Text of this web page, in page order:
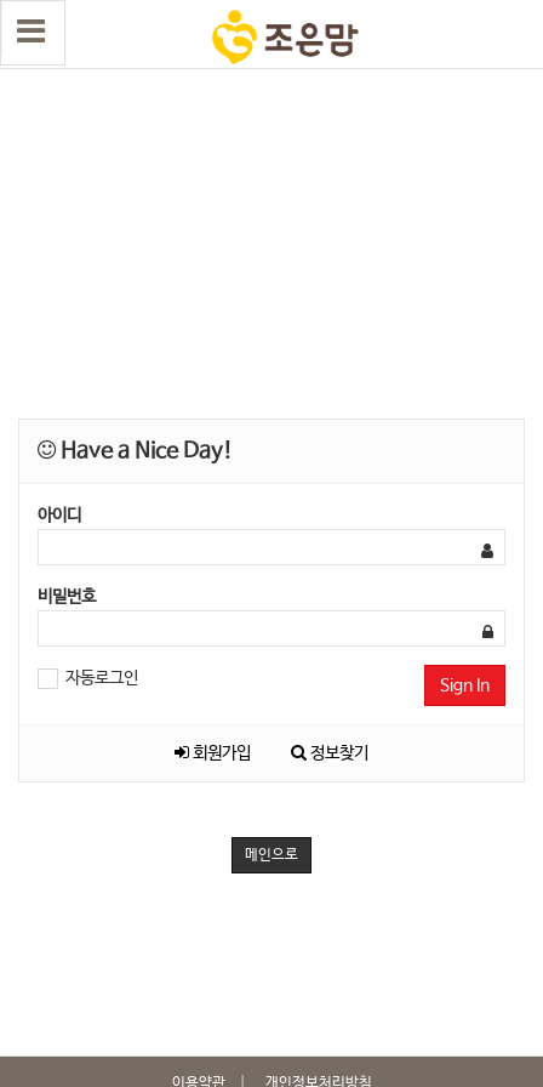
Have a Nice Day!
아이디
비밀번호
자동로그인 Sign In
회원가입 정보찾기
메인으로
이용약관 개인정보처리방침